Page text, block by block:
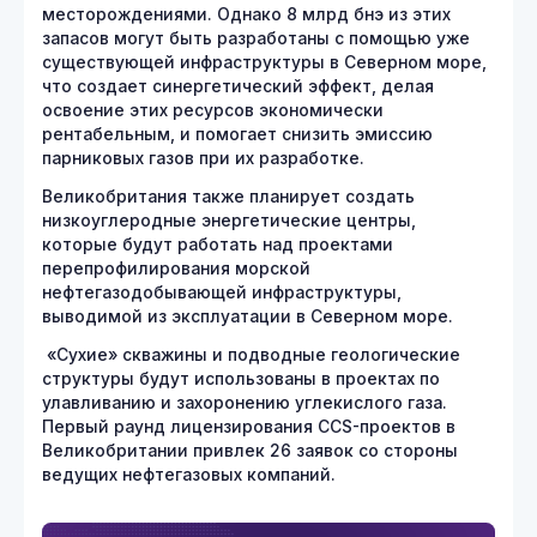
месторождениями. Однако 8 млрд бнэ из этих
запасов могут быть разработаны с помощью уже
существующей инфраструктуры в Северном море,
что создает синергетический эффект, делая
освоение этих ресурсов экономически
рентабельным, и помогает снизить эмиссию
парниковых газов при их разработке.
Великобритания также планирует создать
низкоуглеродные энергетические центры,
которые будут работать над проектами
перепрофилирования морской
нефтегазодобывающей инфраструктуры,
выводимой из эксплуатации в Северном море.
«Сухие» скважины и подводные геологические
структуры будут использованы в проектах по
улавливанию и захоронению углекислого газа.
Первый раунд лицензирования CCS-проектов в
Великобритании привлек 26 заявок со стороны
ведущих нефтегазовых компаний.